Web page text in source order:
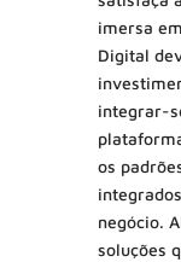
imersa
Digital
integrar-
os
negócio.
soluções